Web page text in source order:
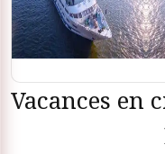
Vacances en